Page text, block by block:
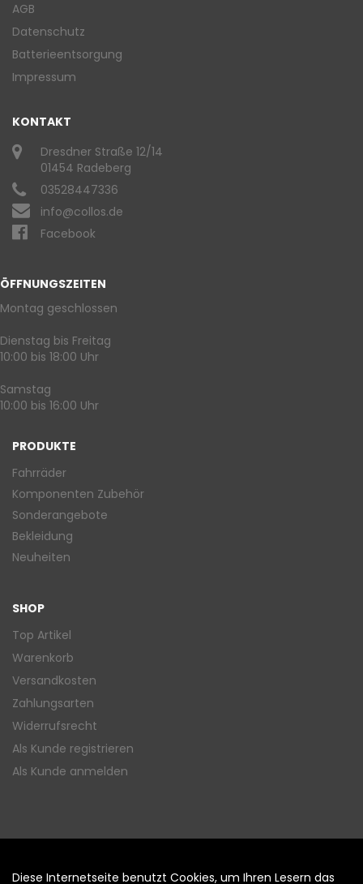
AGB
Datenschutz
Batterieentsorgung
Impressum
KONTAKT
Dresdner Straße 12/14
01454 Radeberg
03528447336
info@collos.de
Facebook
ÖFFNUNGSZEITEN
Montag geschlossen
Dienstag bis Freitag
10:00 bis 18:00 Uhr
Samstag
10:00 bis 16:00 Uhr
PRODUKTE
Fahrräder
Komponenten Zubehör
Sonderangebote
Bekleidung
Neuheiten
SHOP
Top Artikel
Warenkorb
Versandkosten
Zahlungsarten
Widerrufsrecht
Als Kunde registrieren
Als Kunde anmelden
Diese Internetseite benutzt Cookies, um Ihren Lesern das
Auftrag widerrufen